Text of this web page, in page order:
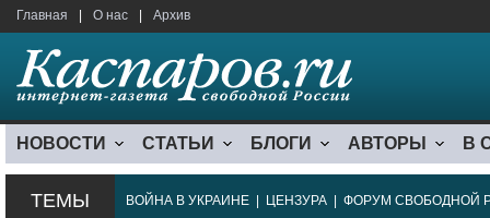
Главная О нас Архив
НОВОСТИ СТАТЬИ БЛОГИ АВТОРЫ В
ТЕМЫ ВОЙНА В УКРАИНЕ ЦЕНЗУРА ФОРУМ СВОБОДНОЙ